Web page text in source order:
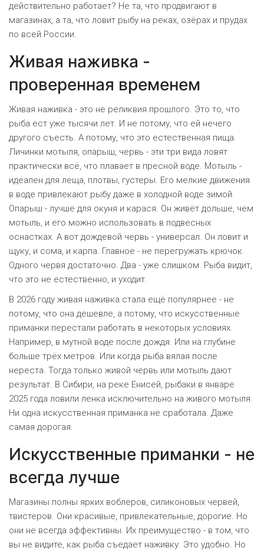
действительно работает? Не та, что продвигают в
магазинах, а та, что ловит рыбу на реках, озёрах и прудах
по всей России.
Живая наживка -
проверенная временем
Живая наживка - это не реликвия прошлого. Это то, что
рыба ест уже тысячи лет. И не потому, что ей нечего
другого съесть. А потому, что это естественная пища.
Личинки мотыля, опарыш, червь - эти три вида ловят
практически всё, что плавает в пресной воде. Мотыль -
идеален для леща, плотвы, густеры. Его мелкие движения
в воде привлекают рыбу даже в холодной воде зимой.
Опарыш - лучше для окуня и карася. Он живёт дольше, чем
мотыль, и его можно использовать в подвесных
оснастках. А вот дождевой червь - универсал. Он ловит и
щуку, и сома, и карпа. Главное - не перегружать крючок.
Одного червя достаточно. Два - уже слишком. Рыба видит,
что это не естественно, и уходит.
В 2026 году живая наживка стала ещё популярнее - не
потому, что она дешевле, а потому, что искусственные
приманки перестали работать в некоторых условиях.
Например, в мутной воде после дождя. Или на глубине
больше трёх метров. Или когда рыба вялая после
нереста. Тогда только живой червь или мотыль дают
результат. В Сибири, на реке Енисей, рыбаки в январе
2025 года ловили ленка исключительно на живого мотыля.
Ни одна искусственная приманка не сработала. Даже
самая дорогая.
Искусственные приманки - не
всегда лучше
Магазины полны ярких воблеров, силиконовых червей,
твистеров. Они красивые, привлекательные, дорогие. Но
они не всегда эффективны. Их преимущество - в том, что
вы не видите, как рыба съедает наживку. Это удобно. Но